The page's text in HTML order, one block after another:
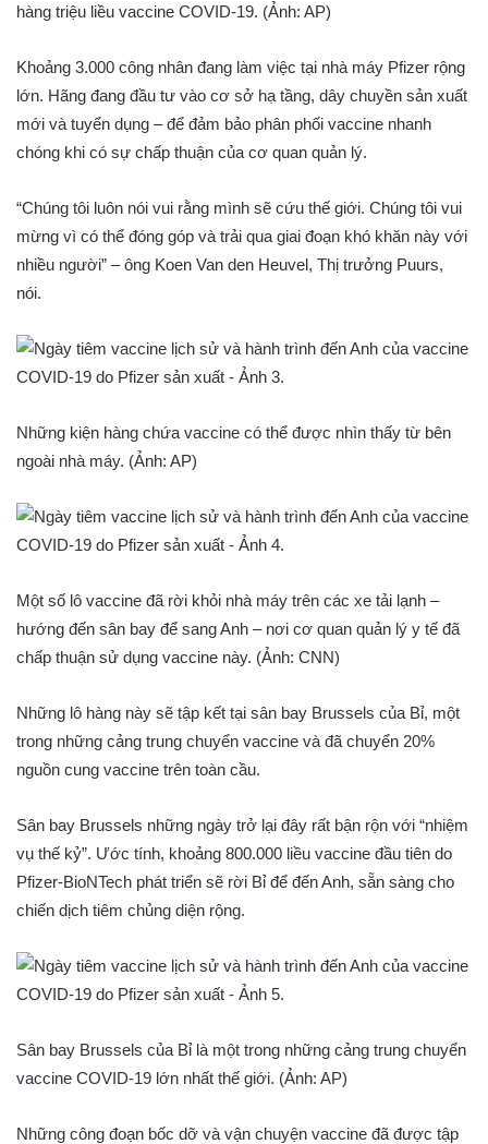
hàng triệu liều vaccine COVID-19. (Ảnh: AP)
Khoảng 3.000 công nhân đang làm việc tại nhà máy Pfizer rộng
lớn. Hãng đang đầu tư vào cơ sở hạ tầng, dây chuyền sản xuất
mới và tuyển dụng – để đảm bảo phân phối vaccine nhanh
chóng khi có sự chấp thuận của cơ quan quản lý.
“Chúng tôi luôn nói vui rằng mình sẽ cứu thế giới. Chúng tôi vui
mừng vì có thể đóng góp và trải qua giai đoạn khó khăn này với
nhiều người” – ông Koen Van den Heuvel, Thị trưởng Puurs,
nói.
Những kiện hàng chứa vaccine có thể được nhìn thấy từ bên
ngoài nhà máy. (Ảnh: AP)
Một số lô vaccine đã rời khỏi nhà máy trên các xe tải lạnh –
hướng đến sân bay để sang Anh – nơi cơ quan quản lý y tế đã
chấp thuận sử dụng vaccine này. (Ảnh: CNN)
Những lô hàng này sẽ tập kết tại sân bay Brussels của Bỉ, một
trong những cảng trung chuyển vaccine và đã chuyển 20%
nguồn cung vaccine trên toàn cầu.
Sân bay Brussels những ngày trở lại đây rất bận rộn với “nhiệm
vụ thế kỷ”. Ước tính, khoảng 800.000 liều vaccine đầu tiên do
Pfizer-BioNTech phát triển sẽ rời Bỉ để đến Anh, sẵn sàng cho
chiến dịch tiêm chủng diện rộng.
Sân bay Brussels của Bỉ là một trong những cảng trung chuyển
vaccine COVID-19 lớn nhất thế giới. (Ảnh: AP)
Những công đoạn bốc dỡ và vận chuyện vaccine đã được tập